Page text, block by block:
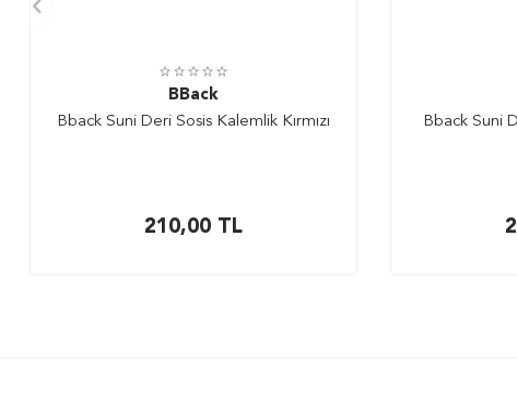
BBack
Bback Suni Deri Sosis Kalemlik Kırmızı
210,00 TL
Bback Suni